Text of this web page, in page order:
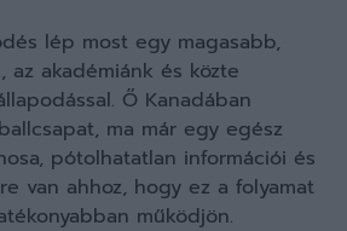
lép most egy magasabb,
az akadémiánk és közte
Ő Kanadában
ma már egy egész
pótolhatatlan információi és
van ahhoz, hogy ez a folyamat
működjön.